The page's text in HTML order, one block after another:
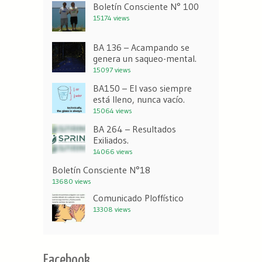
Boletín Consciente N° 100
15174 views
BA 136 – Acampando se
genera un saqueo-mental.
15097 views
BA150 – El vaso siempre
está lleno, nunca vacío.
15064 views
BA 264 – Resultados
Exiliados.
14066 views
Boletín Consciente N°18
13680 views
Comunicado Ploffístico
13308 views